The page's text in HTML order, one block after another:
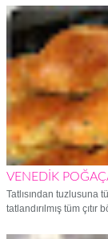
VENEDİK
Tatlısından tuzlusuna
tatlandırılmış tüm